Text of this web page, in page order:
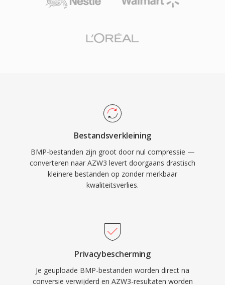
Bestandsverkleining
BMP-bestanden zijn groot door nul compressie —
converteren naar AZW3 levert doorgaans drastisch
kleinere bestanden op zonder merkbaar
kwaliteitsverlies.
Privacybescherming
Je geuploade BMP-bestanden worden direct na
conversie verwijderd en AZW3-resultaten worden